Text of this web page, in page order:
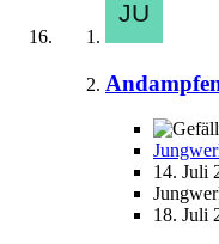
14. Juli
18. Juli